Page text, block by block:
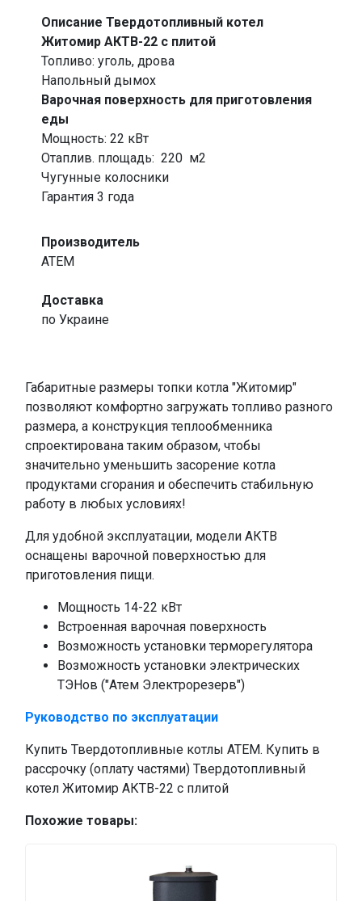
Описание Твердотопливный котел
Житомир АКТВ-22 с плитой
Топливо: уголь, дрова
Напольный дымох
Варочная поверхность для приготовления
еды
Мощность: 22 кВт
Отаплив. площадь: 220 м2
Чугунные колосники
Гарантия 3 года
Производитель
ATEM
Доставка
по Украине
Габаритные размеры топки котла "Житомир"
позволяют комфортно загружать топливо разного
размера, а конструкция теплообменника
спроектирована таким образом, чтобы
значительно уменьшить засорение котла
продуктами сгорания и обеспечить стабильную
работу в любых условиях!
Для удобной эксплуатации, модели АКТВ
оснащены варочной поверхностью для
приготовления пищи.
Мощность 14-22 кВт
Встроенная варочная поверхность
Возможность установки терморегулятора
Возможность установки электрических
ТЭНов ("Атем Электрорезерв")
Руководство по эксплуатации
Купить Твердотопливные котлы АТЕМ. Купить в
рассрочку (оплату частями) Твердотопливный
котел Житомир АКТВ-22 с плитой
Похожие товары: